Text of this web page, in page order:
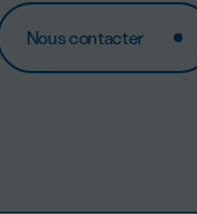
Nous contacter